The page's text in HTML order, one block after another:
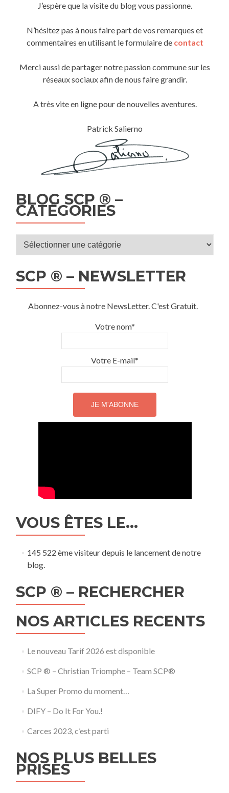
J’espère que la visite du blog vous passionne.
N’hésitez pas à nous faire part de vos remarques et
commentaires en utilisant le formulaire de contact
Merci aussi de partager notre passion commune sur les
réseaux sociaux afin de nous faire grandir.
A très vite en ligne pour de nouvelles aventures.
Patrick Salierno
BLOG SCP ® –
CATÉGORIES
Blog
–
Catégories
SCP ® – NEWSLETTER
Abonnez-vous à notre NewsLetter. C'est Gratuit.
Votre nom*
Votre E-mail*
VOUS ÊTES LE…
145 522 ème visiteur depuis le lancement de notre
blog.
SCP ® – RECHERCHER
NOS ARTICLES RECENTS
Le nouveau Tarif 2026 est disponible
SCP ® – Christian Triomphe – Team SCP®
La Super Promo du moment…
DIFY – Do It For You.!
Carces 2023, c’est parti
NOS PLUS BELLES
PRISES